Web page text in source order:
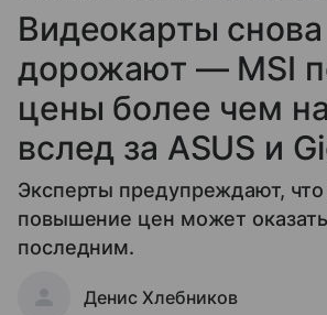
Видеокарты снова
дорожают — MSI
цены более чем
вслед за ASUS и
Эксперты предупреждают,
повышение цен может
последним.
Денис Хлебников